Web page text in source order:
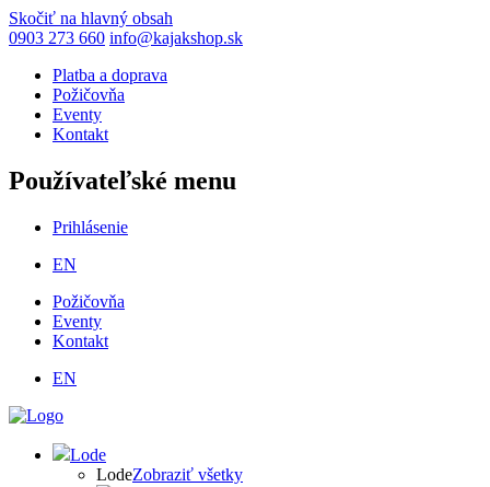
Skočiť na hlavný obsah
0903 273 660 info@kajakshop.sk
Platba a doprava
Požičovňa
Eventy
Kontakt
Používateľské menu
Prihlásenie
EN
Požičovňa
Eventy
Kontakt
EN
Lode
LodeZobraziť všetky